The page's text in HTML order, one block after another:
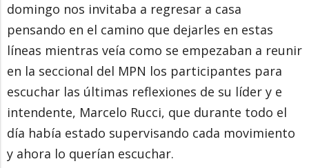
domingo nos invitaba a regresar a casa
pensando en el camino que dejarles en estas
líneas mientras veía como se empezaban a reunir
en la seccional del MPN los participantes para
escuchar las últimas reflexiones de su líder y e
intendente, Marcelo Rucci, que durante todo el
día había estado supervisando cada movimiento
y ahora lo querían escuchar.